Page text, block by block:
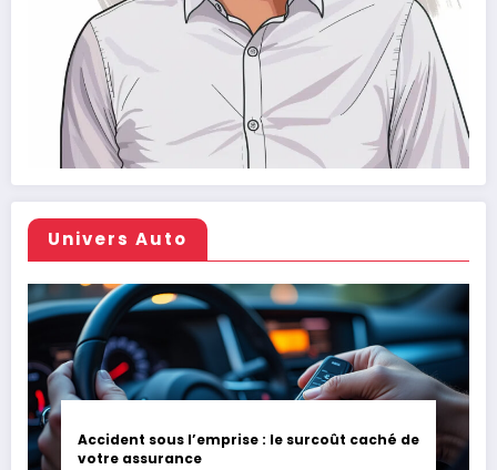
Univers Auto
Accident sous l’emprise : le surcoût caché de
votre assurance